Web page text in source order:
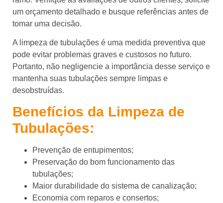
um orçamento detalhado e busque referências antes de
tomar uma decisão.
A limpeza de tubulações é uma medida preventiva que
pode evitar problemas graves e custosos no futuro.
Portanto, não negligencie a importância desse serviço e
mantenha suas tubulações sempre limpas e
desobstruídas.
Benefícios da Limpeza de
Tubulações:
Prevenção de entupimentos;
Preservação do bom funcionamento das
tubulações;
Maior durabilidade do sistema de canalização;
Economia com reparos e consertos;